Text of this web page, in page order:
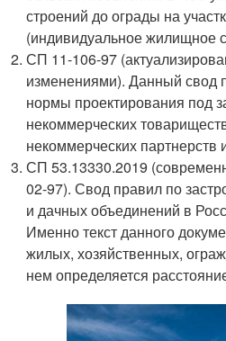
строений до ограды на
(индивидуальное жилищное
СП 11-106-97
изменениями). Данный свод
нормы проектирования под
некоммерческих
некоммерческих партнерств
СП 53.13330.2019
02-97). Свод правил по
и дачных объединений в
Именно текст данного
жилых, хозяйственных,
нем определяется